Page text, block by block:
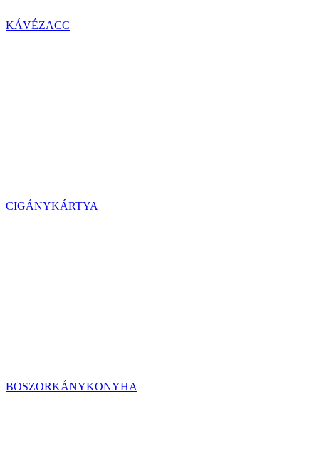
KÁVÉZACC
CIGÁNYKÁRTYA
BOSZORKÁNYKONYHA